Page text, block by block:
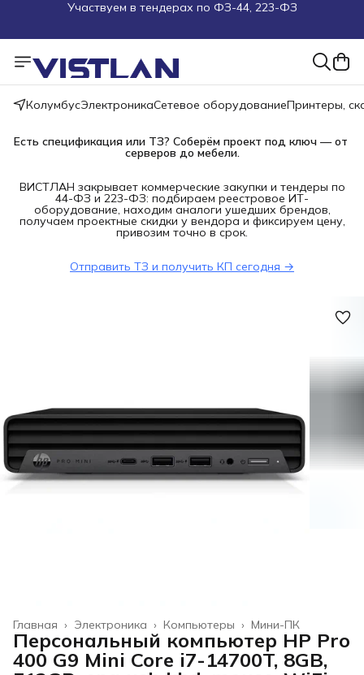
Пуско-наладочные работы
Пришлите запрос на e-mail или в чат
Более 100 000 позиций в наличии и под заказ
КолумбусЭлектроникаСетевое оборудованиеПринтеры,
Есть спецификация или ТЗ? Соберём проект под ключ — от
серверов до мебели.
ВИСТЛАН закрывает коммерческие закупки и тендеры по
44-ФЗ и 223-ФЗ: подбираем реестровое ИТ-
оборудование, находим аналоги ушедших брендов,
получаем проектные скидки у вендора и фиксируем цену,
привозим точно в срок.
Отправить ТЗ и получить КП сегодня →
Мини-ПК
Компьютеры ›
Электроника ›
Главная ›
Персональный компьютер HP Pro
400 G9 Mini Core i7-14700T, 8GB,